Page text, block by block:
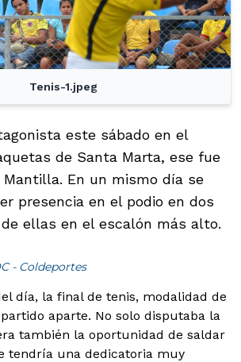
Tenis-1.jpeg
este sábado en el
de Santa Marta, ese fue
Mantilla. En un mismo día se
presencia en el podio en dos
ellas en el escalón más alto.
- Coldeportes
día, la final de tenis, modalidad de
aparte. No solo disputaba la
también la oportunidad de saldar
tendría una dedicatoria muy